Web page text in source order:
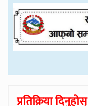
प्रतिक्रिया दिनुहोस्